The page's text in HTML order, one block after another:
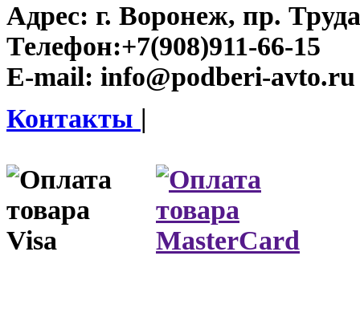
Адрес: г. Воронеж, пр.
Телефон:+7(908)911-66-15
E-mail: info@podberi-avto.ru
Контакты |